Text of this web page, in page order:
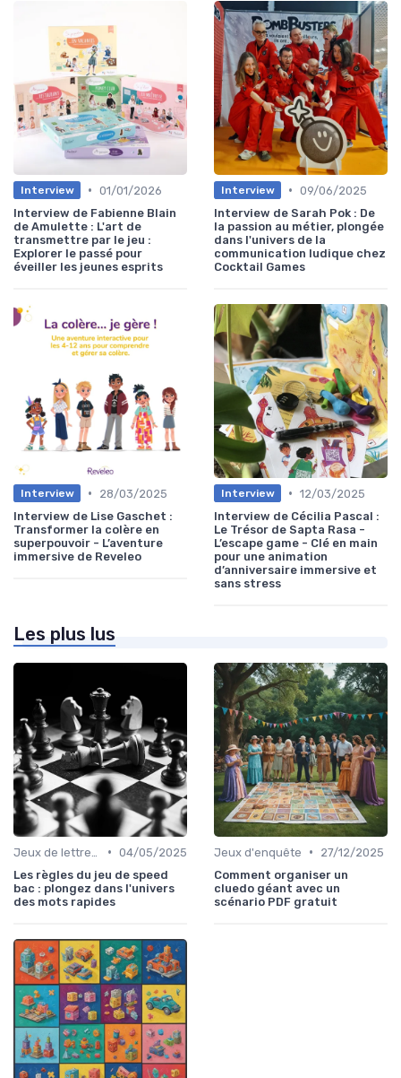
Interview • 01/01/2026
Interview de Fabienne Blain
de Amulette : L'art de
transmettre par le jeu :
Explorer le passé pour
éveiller les jeunes esprits
Interview • 09/06/2025
Interview de Sarah Pok : De
la passion au métier, plongée
dans l'univers de la
communication ludique chez
Cocktail Games
Interview •
28/03/2025
Interview de Lise Gaschet :
Transformer la colère en
superpouvoir - L’aventure
immersive de Reveleo
Interview • 12/03/2025
Interview de Cécilia Pascal :
Le Trésor de Sapta Rasa -
L’escape game - Clé en main
pour une animation
d’anniversaire immersive et
sans stress
Les plus lus
• 04/05/2025
Les règles du jeu de speed
bac : plongez dans l'univers
des mots rapides
Jeux d'enquête •
27/12/2025
Comment organiser un
cluedo géant avec un
scénario PDF gratuit